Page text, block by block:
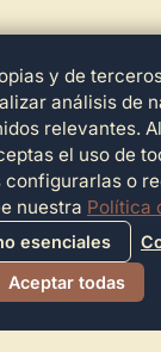
y de
análisis de
relevantes.
el uso de
configurarlas o
nuestra Política
esenciales
Aceptar todas